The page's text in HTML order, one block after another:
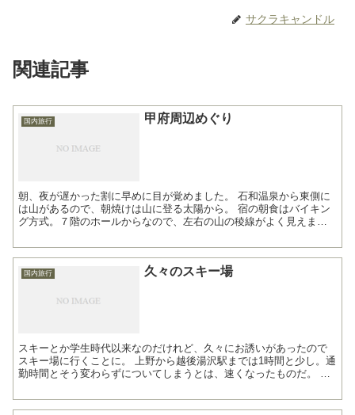
サクラキャンドル
関連記事
国内旅行 甲府周辺めぐり
朝、夜が遅かった割に早めに目が覚めました。 石和温泉から東側に
は山があるので、朝焼けは山に登る太陽から。 宿の朝食はバイキン
グ方式。７階のホールからなので、左右の山の稜線がよく見えま
国内旅行 久々のスキー場
スキーとか学生時代以来なのだけれど、久々にお誘いがあったので
スキー場に行くことに。 上野から越後湯沢駅までは1時間と少し。通
勤時間とそう変わらずについてしまうとは、速くなったものだ。 天